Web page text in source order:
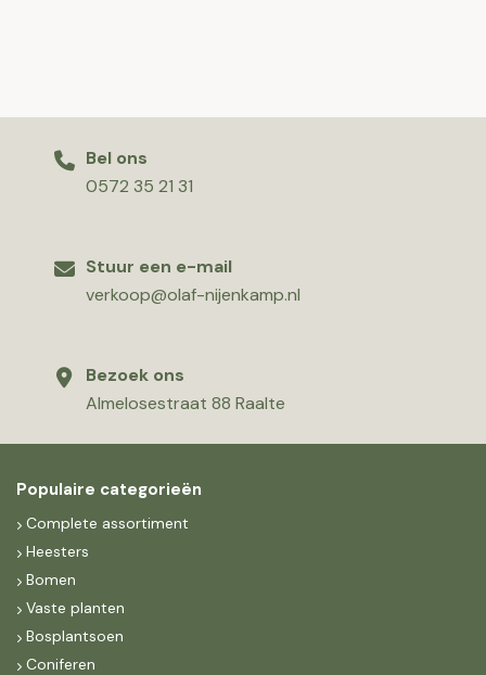
Bel ons
0572 35 21 31
Stuur een e-mail
verkoop@olaf-nijenkamp.nl
Bezoek ons
Almelosestraat 88 Raalte
Populaire categorieën
Complete assortiment
Heesters
Bomen
Vaste planten
Bosplantsoen
Coniferen